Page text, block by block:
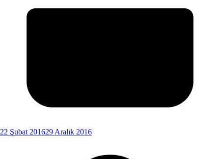
22 Şubat 201629 Aralık 2016